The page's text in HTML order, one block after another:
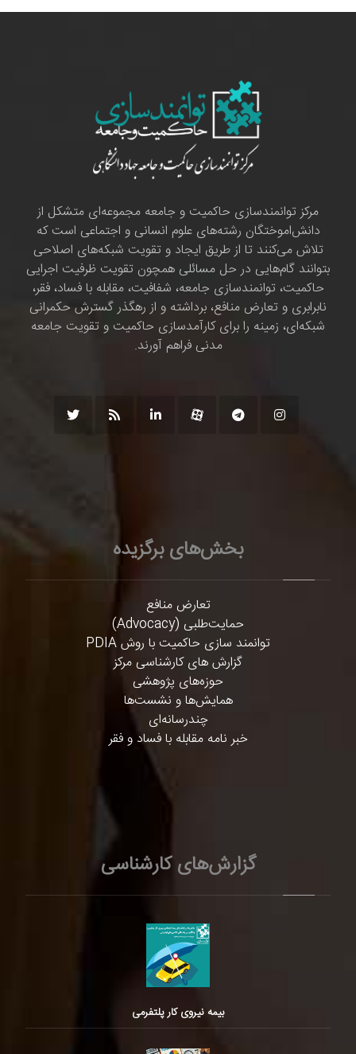
مرکز توانمندسازی حاکمیت و جامعه مجموعه‌ای متشکل از
دانش‌اموختگان رشته‌های علوم انسانی و اجتماعی است که
تلاش می‌کنند تا از طریق ایجاد و تقویت شبکه‌های اصلاحی
بتوانند گام‌هایی در حل مسائلی همچون تقویت ظرفیت اجرایی
حاکمیت، توانمندسازی جامعه، شفافیت، مقابله با فساد، فقر،
نابرابری و تعارض منافع، برداشته و از رهگذر گسترش حکمرانی
شبکه‌ای، زمینه را برای کارآمدسازی حاکمیت و تقویت جامعه
مدنی فراهم آورند.
بخش‌های برگزیده
تعارض منافع
حمایت‌طلبی (Advocacy)
توانمند سازی حاکمیت با روش PDIA
گزارش های کارشناسی مرکز
حوزه‌های پژوهشی
همایش‌ها و نشست‌ها
چندرسانه‌ای
خبر نامه مقابله با فساد و فقر
گزارش‌های کارشناسی
بیمه نیروی کار پلتفرمی